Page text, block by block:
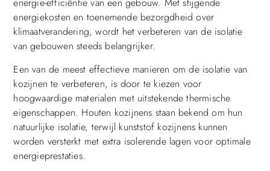
energie-efficiëntie van een gebouw. Met stijgende
energiekosten en toenemende bezorgdheid over
klimaatverandering, wordt het verbeteren van de isolatie
van gebouwen steeds belangrijker.
Een van de meest effectieve manieren om de isolatie van
kozijnen te verbeteren, is door te kiezen voor
hoogwaardige materialen met uitstekende thermische
eigenschappen. Houten kozijnens staan bekend om hun
natuurlijke isolatie, terwijl kunststof kozijnens kunnen
worden versterkt met extra isolerende lagen voor optimale
energieprestaties.